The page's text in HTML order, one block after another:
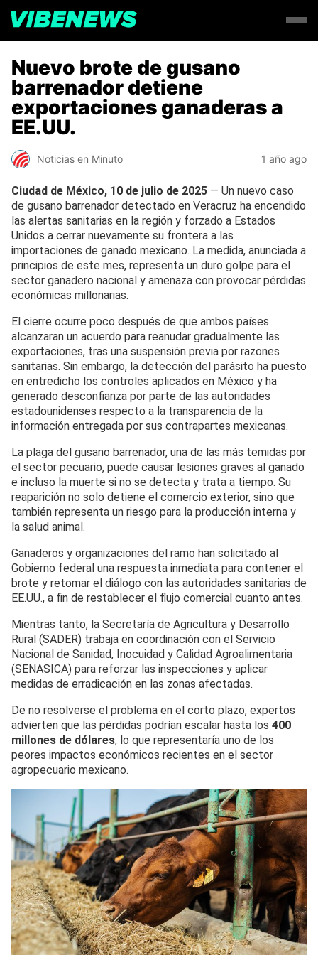
Nuevo brote de gusano
barrenador detiene
exportaciones ganaderas a
EE.UU.
Noticias en Minuto 1 año ago
Ciudad de México, 10 de julio de 2025 — Un nuevo caso
de gusano barrenador detectado en Veracruz ha encendido
las alertas sanitarias en la región y forzado a Estados
Unidos a cerrar nuevamente su frontera a las
importaciones de ganado mexicano. La medida, anunciada a
principios de este mes, representa un duro golpe para el
sector ganadero nacional y amenaza con provocar pérdidas
económicas millonarias.
El cierre ocurre poco después de que ambos países
alcanzaran un acuerdo para reanudar gradualmente las
exportaciones, tras una suspensión previa por razones
sanitarias. Sin embargo, la detección del parásito ha puesto
en entredicho los controles aplicados en México y ha
generado desconfianza por parte de las autoridades
estadounidenses respecto a la transparencia de la
información entregada por sus contrapartes mexicanas.
La plaga del gusano barrenador, una de las más temidas por
el sector pecuario, puede causar lesiones graves al ganado
e incluso la muerte si no se detecta y trata a tiempo. Su
reaparición no solo detiene el comercio exterior, sino que
también representa un riesgo para la producción interna y
la salud animal.
Ganaderos y organizaciones del ramo han solicitado al
Gobierno federal una respuesta inmediata para contener el
brote y retomar el diálogo con las autoridades sanitarias de
EE.UU., a fin de restablecer el flujo comercial cuanto antes.
Mientras tanto, la Secretaría de Agricultura y Desarrollo
Rural (SADER) trabaja en coordinación con el Servicio
Nacional de Sanidad, Inocuidad y Calidad Agroalimentaria
(SENASICA) para reforzar las inspecciones y aplicar
medidas de erradicación en las zonas afectadas.
De no resolverse el problema en el corto plazo, expertos
advierten que las pérdidas podrían escalar hasta los 400
millones de dólares, lo que representaría uno de los
peores impactos económicos recientes en el sector
agropecuario mexicano.